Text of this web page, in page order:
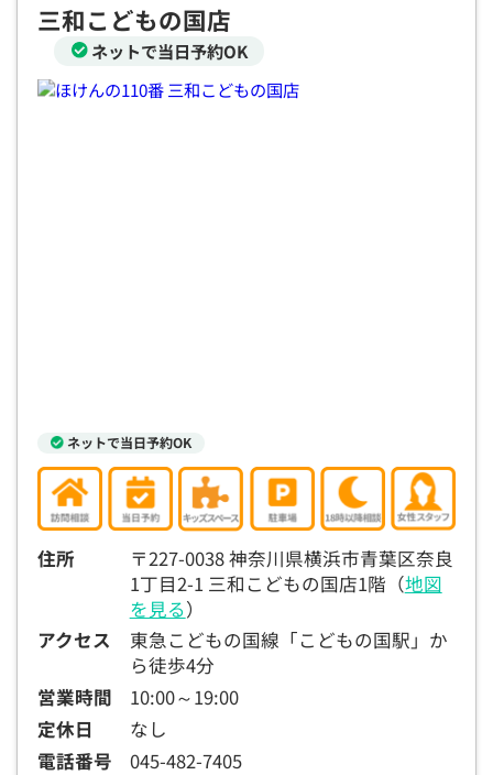
三和こどもの国店
ネットで当日予約OK
ネットで当日予約OK
住所
〒227-0038 神奈川県横浜市青葉区奈良
1丁目2-1 三和こどもの国店1階（地図
を見る）
アクセス
東急こどもの国線「こどもの国駅」か
ら徒歩4分
営業時間
10:00～19:00
定休日
なし
電話番号
045-482-7405